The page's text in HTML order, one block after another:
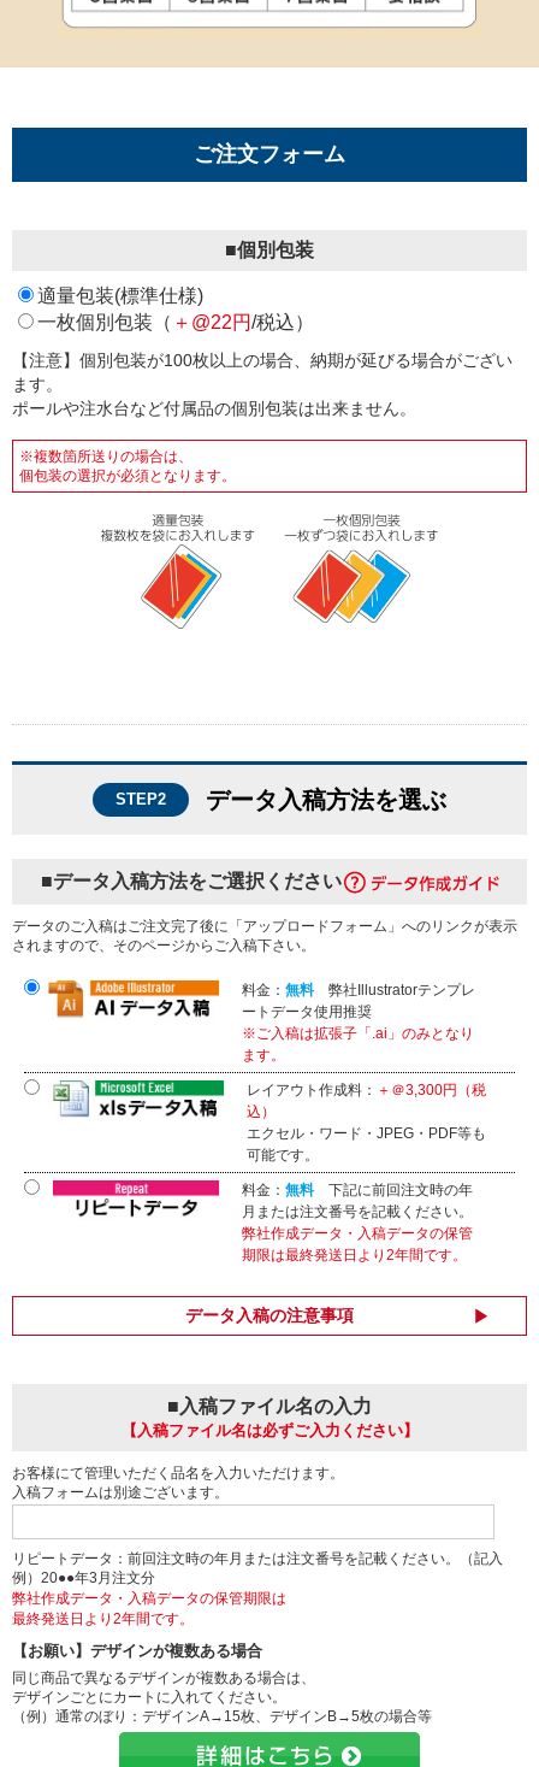
ご注文フォーム
■個別包装
適量包装(標準仕様)
一枚個別包装（ ＋@22円/税込）
【注意】個別包装が100枚以上の場合、納期が延びる場合がござい
ます。
ポールや注水台など付属品の個別包装は出来ません。
※複数箇所送りの場合は、
個包装の選択が必須となります。
STEP2 データ入稿方法を選ぶ
■データ入稿方法をご選択ください
データのご入稿はご注文完了後に「アップロードフォーム」へのリンクが表示
されますので、そのページからご入稿下さい。
料金：無料 弊社Illustratorテンプレ
ートデータ使用推奨
※ご入稿は拡張子「.ai」のみとなり
ます。
レイアウト作成料： ＋＠3,300円（税
込）
エクセル・ワード・JPEG・PDF等も
可能です。
料金：無料 下記に前回注文時の年
月または注文番号を記載ください。
弊社作成データ・入稿データの保管
期限は最終発送日より2年間です。
データ入稿の注意事項
■入稿ファイル名の入力
【入稿ファイル名は必ずご入力ください】
お客様にて管理いただく品名を入力いただけます。
入稿フォームは別途ございます。
リピートデータ：前回注文時の年月または注文番号を記載ください。（記入
例）20●●年3月注文分
弊社作成データ・入稿データの保管期限は
最終発送日より2年間です。
【お願い】デザインが複数ある場合
同じ商品で異なるデザインが複数ある場合は、
デザインごとにカートに入れてください。
（例）通常のぼり：デザインA→15枚、デザインB→5枚の場合等